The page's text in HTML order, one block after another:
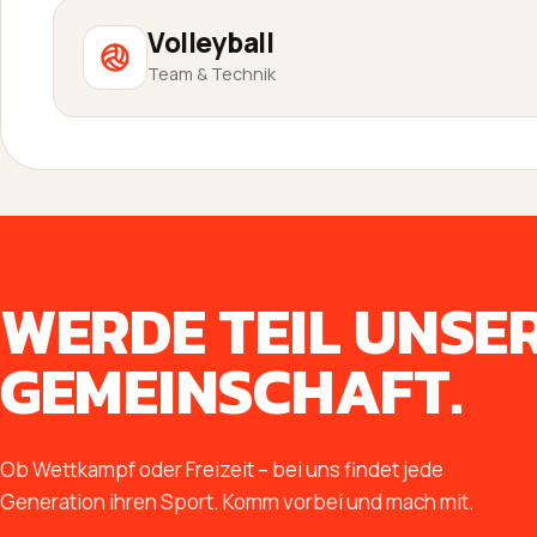
Volleyball
Team & Technik
WERDE TEIL
GEMEINSCHAFT.
Ob Wettkampf oder Freizeit – bei uns findet jede
Generation ihren Sport. Komm vorbei und mach mit.